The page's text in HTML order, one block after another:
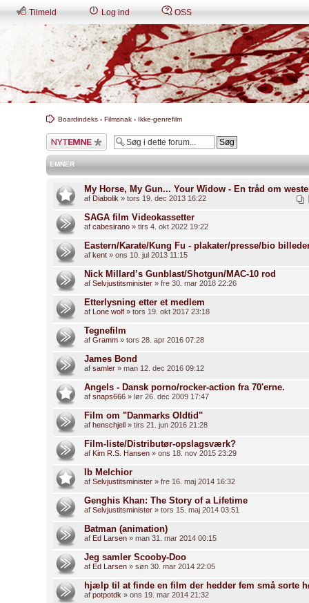
Tilmeld Log ind OSS
Boardindeks ‹ Filmsnak ‹ Ikke-genrefilm
Skriv et nyt emne
EMNER
My Horse, My Gun... Your Widow - En tråd om
af Diabolik » tors 19. dec 2013 16:22
SAGA film Videokassetter
af cabesirano » tirs 4. okt 2022 19:22
Eastern/Karate/Kung Fu - plakater/presse/bio
af kent » ons 10. jul 2013 11:15
Nick Millard’s Gunblast/Shotgun/MAC-10 rod
af Selvjustitsminister » fre 30. mar 2018 22:26
Etterlysning etter et medlem
af Lone wolf » tors 19. okt 2017 23:18
Tegnefilm
af Gramm » tors 28. apr 2016 07:28
James Bond
af samler » man 12. dec 2016 09:12
Angels - Dansk porno/rocker-action fra 70'erne.
af snaps666 » lør 26. dec 2009 17:47
Film om "Danmarks Oldtid"
af henschjell » tirs 21. jun 2016 21:28
Film-liste/Distributør-opslagsværk?
af Kim R.S. Hansen » ons 18. nov 2015 23:29
Ib Melchior
af Selvjustitsminister » fre 16. maj 2014 16:32
Genghis Khan: The Story of a Lifetime
af Selvjustitsminister » tors 15. maj 2014 03:51
Batman (animation)
af Ed Larsen » man 31. mar 2014 00:15
Jeg samler Scooby-Doo
af Ed Larsen » søn 30. mar 2014 22:05
hjælp til at finde en film der hedder fem små sorte
af potpotdk » ons 19. mar 2014 21:32